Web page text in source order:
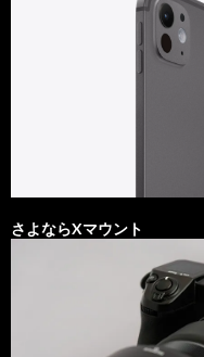
さよならXマウント